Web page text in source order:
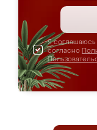
Я соглашаюсь
согласно